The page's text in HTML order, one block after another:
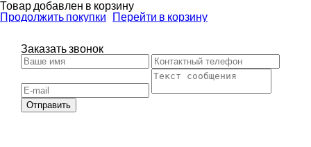
Товар добавлен в корзину
Продолжить покупки Перейти в корзину
Заказать звонок
Отправить